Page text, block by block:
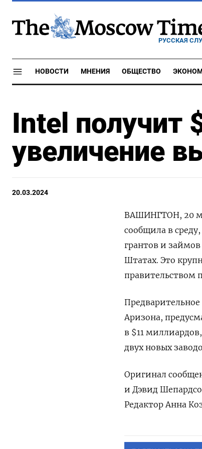
РУССКАЯ
НОВОСТИ МНЕНИЯ ОБЩЕСТВО
Intel получит
увеличение
20.03.2024
ВАШИНГТОН, 20
сообщила в
грантов и
Штатах. Это
правительством
Аризона,
в $11
двух новых
Оригинал
и Дэвид
Редактор Анна